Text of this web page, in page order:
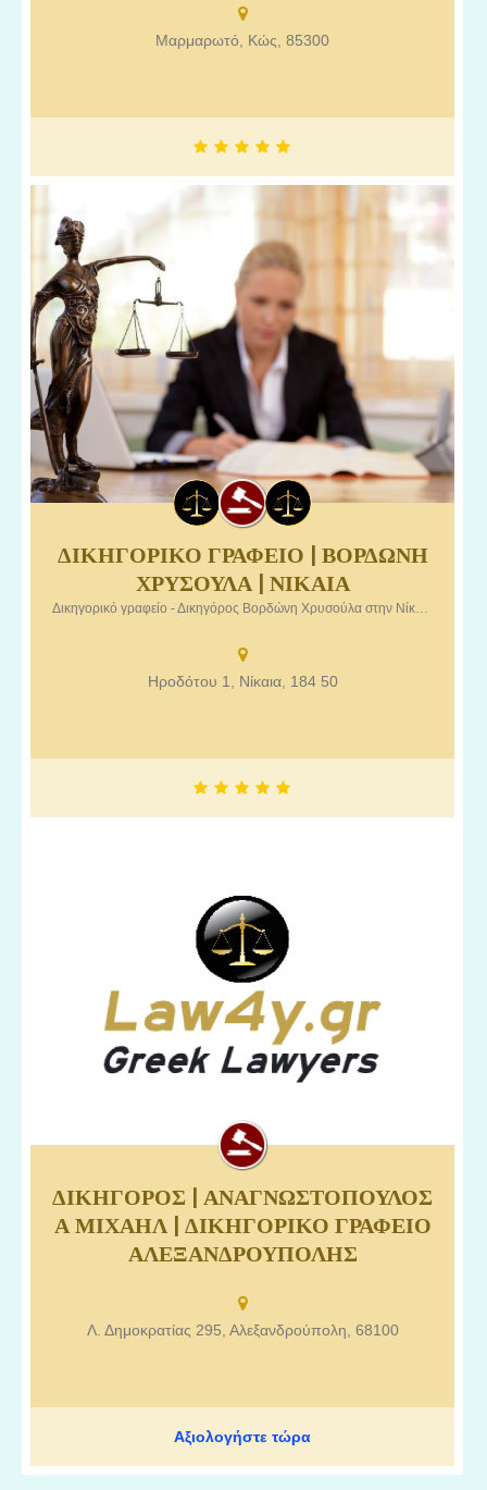
Μαρμαρωτό, Κώς, 85300
Δικηγορικό γραφείο – Δικηγόρος Βορδώνη Χρυσούλα στην
Νίκαια Αττικής.
ΔΙΚΗΓΟΡΙΚΟ ΓΡΑΦΕΙΟ | ΒΟΡΔΩΝΗ
ΧΡΥΣΟΥΛΑ | ΝΙΚΑΙΑ
Δικηγορικό γραφείο - Δικηγόρος Βορδώνη Χρυσούλα στην Νίκαια Αττικής.
Ηροδότου 1, Νίκαια, 184 50
Δικηγόροι Αλεξανδρούπολης, Δικηγορικό γραφείο
Αλεξανδρούπολης, Δικηγόρος Αλεξανδρούπολης
Αναγνωστόπουλος Μιχαήλ.
ΔΙΚΗΓΟΡΟΣ | ΑΝΑΓΝΩΣΤΟΠΟΥΛΟΣ
Α ΜΙΧΑΗΛ | ΔΙΚΗΓΟΡΙΚΟ ΓΡΑΦΕΙΟ
ΑΛΕΞΑΝΔΡΟΥΠΟΛΗΣ
Λ. Δημοκρατίας 295, Αλεξανδρούπολη, 68100
Αξιολογήστε τώρα